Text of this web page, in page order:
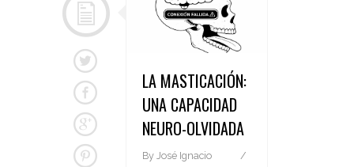
LA MASTICACIÓN:
UNA CAPACIDAD
NEURO-OLVIDADA
By José Ignacio